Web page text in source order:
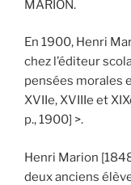
MARION.
En 1900, Henri
chez l’éditeur
pensées morales
XVIIe, XVIIIe et
p., 1900] >.
Henri Marion
deux anciens